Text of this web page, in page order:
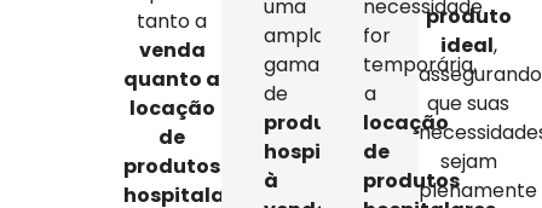
tanto a
venda
quanto a
locação
de
produtos
hospitalares
uma
ampla
gama
de
produtos
hospitalares
à
necessidade
for
temporária,
a
locação
de
produtos
produto
ideal,
assegurando
que suas
sejam
plenamente